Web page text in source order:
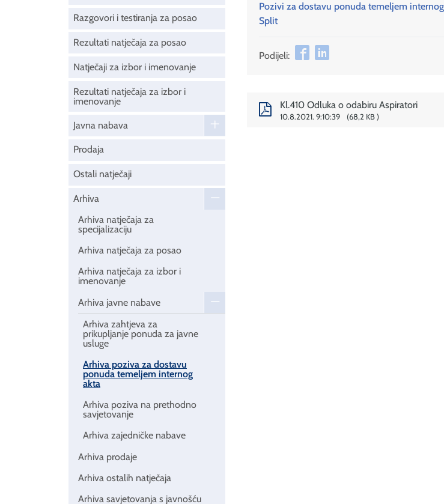
Razgovori i testiranja za posao
Rezultati natječaja za posao
Natječaji za izbor i imenovanje
Rezultati natječaja za izbor i
imenovanje
Javna nabava
Prodaja
Ostali natječaji
Arhiva
Arhiva natječaja za
specijalizaciju
Arhiva natječaja za posao
Arhiva natječaja za izbor i
imenovanje
Arhiva javne nabave
Arhiva zahtjeva za
prikupljanje ponuda za javne
usluge
Arhiva poziva za dostavu
ponuda temeljem internog
akta
Arhiva poziva na prethodno
savjetovanje
Arhiva zajedničke nabave
Arhiva prodaje
Arhiva ostalih natječaja
Arhiva savjetovanja s javnošću
Pozivi za dostavu ponuda temeljem
Split
Podijeli:
Kl.410 Odluka o odabiru Aspiratori
10.8.2021. 9:10:39 68,2 KB